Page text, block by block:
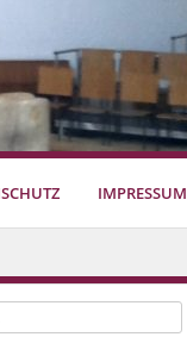
IMPRESSUM